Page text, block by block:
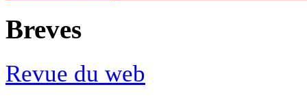
Breves
Revue du web